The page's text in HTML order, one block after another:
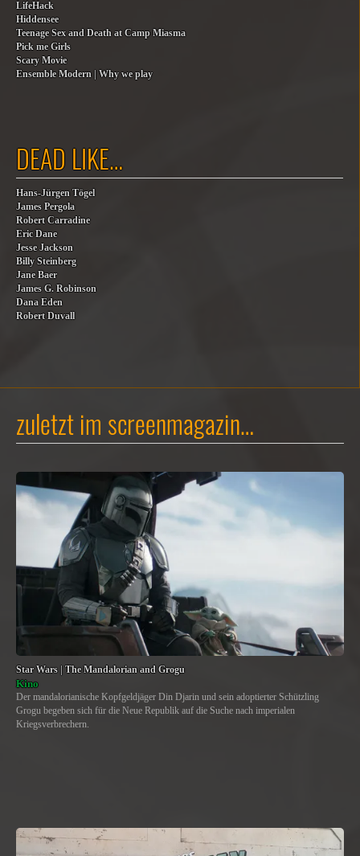
LifeHack
Hiddensee
Teenage Sex and Death at Camp Miasma
Pick me Girls
Scary Movie
Ensemble Modern | Why we play
DEAD LIKE…
Hans-Jürgen Tögel
James Pergola
Robert Carradine
Eric Dane
Jesse Jackson
Billy Steinberg
Jane Baer
James G. Robinson
Dana Eden
Robert Duvall
zuletzt im screenmagazin…
Star Wars | The Mandalorian and Grogu
Kino
Der mandalorianische Kopfgeldjäger Din Djarin und sein adoptierter Schützling
Grogu begeben sich für die Neue Republik auf die Suche nach imperialen
Kriegsverbrechern.